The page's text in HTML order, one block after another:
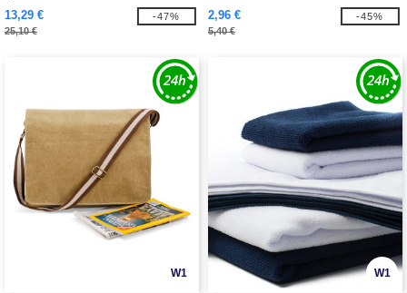
13,29 €
25,10 €
-47%
2,96 €
5,40 €
-45%
W1 W1